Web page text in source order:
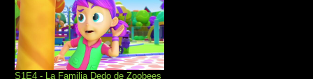
S1E4 - La Familia Dedo de Zoobees